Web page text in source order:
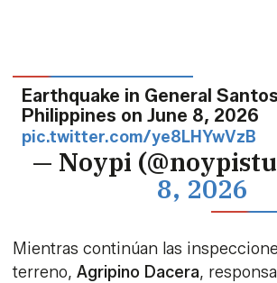
Earthquake in General
Philippines on June 8, 2026
pic.twitter.com/ye8LHYwVzB
— Noypi
8, 2026
Mientras continúan las
terreno,Agripino Dacera,